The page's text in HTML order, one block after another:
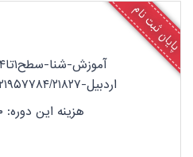
پایان ثبت نام
اردبیل-۱۴۰۴۱۲۱۹۵۷۷۸۴/۲۱۸۲۷-۱۴۰۴-آقایان
هزینه این دوره: ۱,۰۰۰,۰۰۰